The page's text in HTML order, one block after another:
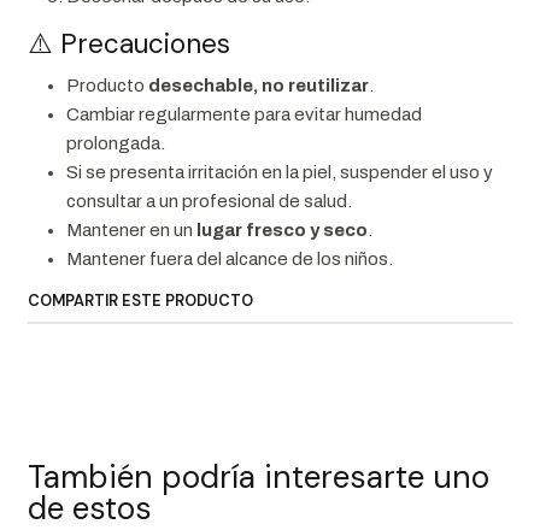
⚠️ Precauciones
Producto desechable, no reutilizar.
Cambiar regularmente para evitar humedad
prolongada.
Si se presenta irritación en la piel, suspender el uso y
consultar a un profesional de salud.
Mantener en un lugar fresco y seco
Mantener fuera del alcance de los niños.
COMPARTIR ESTE PRODUCTO
También podría interesarte uno
de estos